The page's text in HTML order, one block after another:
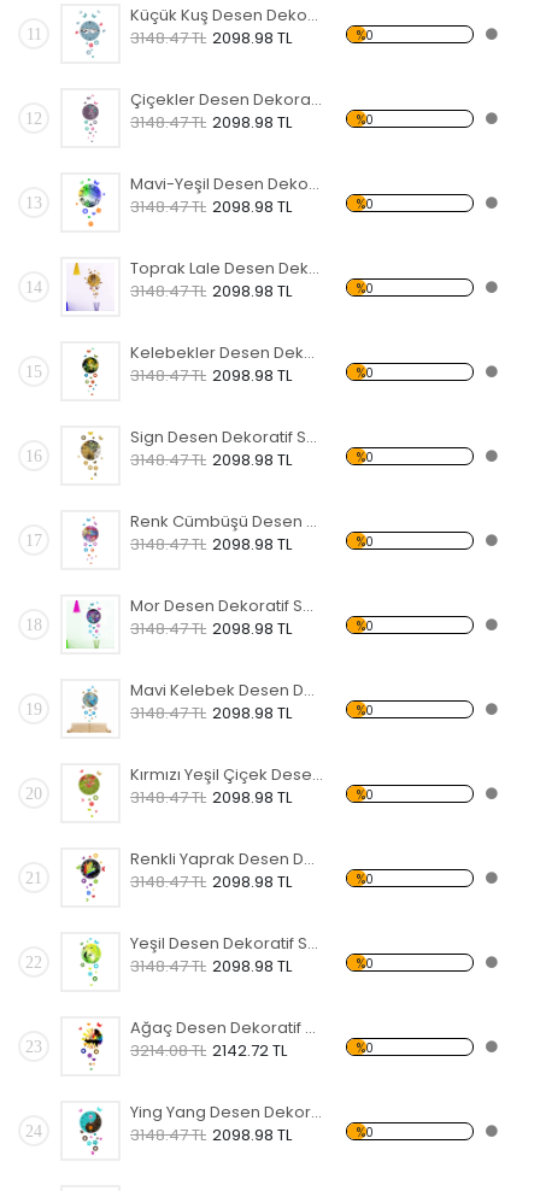
11
Küçük Kuş Desen Dekoratif Saat
3148.47 TL 2098.98 TL %0
12
Çiçekler Desen Dekoratif Saat
3148.47 TL 2098.98 TL %0
13
Mavi-Yeşil Desen Dekoratif Saat
3148.47 TL 2098.98 TL %0
14
Toprak Lale Desen Dekoratif Saat
3148.47 TL 2098.98 TL %0
15
Kelebekler Desen Dekoratif Saat
3148.47 TL 2098.98 TL %0
16
Sign Desen Dekoratif Saat
3148.47 TL 2098.98 TL %0
17
Renk Cümbüşü Desen Dekoratif Saat
3148.47 TL 2098.98 TL %0
18
Mor Desen Dekoratif Saat
3148.47 TL 2098.98 TL %0
19
Mavi Kelebek Desen Dekoratif Saat
3148.47 TL 2098.98 TL %0
20
Kırmızı Yeşil Çiçek Desen Dekoratif Saat
3148.47 TL 2098.98 TL %0
21
Renkli Yaprak Desen Dekoratif Saat
3148.47 TL 2098.98 TL %0
22
Yeşil Desen Dekoratif Saat
3148.47 TL 2098.98 TL %0
23
Ağaç Desen Dekoratif Saat
3214.08 TL 2142.72 TL %0
24
Ying Yang Desen Dekoratif Saat
3148.47 TL 2098.98 TL %0